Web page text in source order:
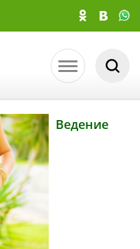
Ведение